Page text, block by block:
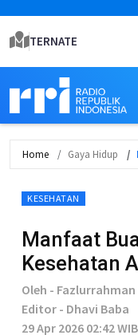
TERNATE
Home Gaya Hidup
KESEHATAN
Manfaat
Kesehatan
Oleh - Fazlurrahman
Editor - Dhavi Baba
29 Apr 2026 02:42 WIB